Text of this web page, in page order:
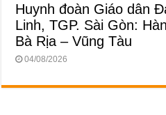
Huynh đoàn Giáo dân
Linh, TGP. Sài Gòn:
Bà Rịa – Vũng Tàu
04/08/2026